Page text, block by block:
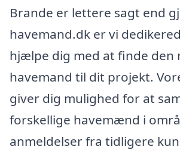
Brande er lettere sagt end
havemand.dk er vi
hjælpe dig med at finde den
havemand til dit projekt.
giver dig mulighed for at
forskellige havemænd i
anmeldelser fra tidligere